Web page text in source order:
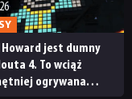
Howard jest dumny
4. To wciąż
ogrywana